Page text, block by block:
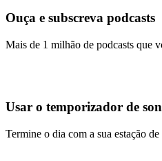
Ouça e subscreva podcasts
Mais de 1 milhão de podcasts que
Usar o temporizador de
Termine o dia com a sua estação